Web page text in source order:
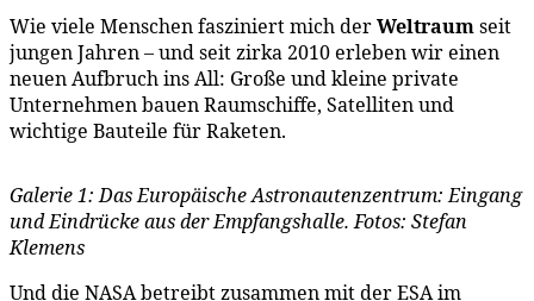
Wie viele Menschen fasziniert mich derWeltraumseit
jungen Jahren – und seit zirka 2010 erleben wir einen
neuen Aufbruch ins All: Große und kleine private
Unternehmen bauen Raumschiffe, Satelliten und
wichtige Bauteile für Raketen.
Galerie 1: Das Europäische Astronautenzentrum: Eingang
und Eindrücke aus der Empfangshalle. Fotos: Stefan
Klemens
Und die NASA betreibt zusammen mit der ESA im